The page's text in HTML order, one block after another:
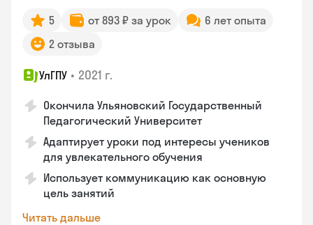
5 от 893 ₽ за урок
6 лет опыта
2 отзыва
УлГПУ • 2021 г.
Окончила Ульяновский Государственный
Педагогический Университет
Адаптирует уроки под интересы учеников
для увлекательного обучения
Использует коммуникацию как основную
цель занятий
Читать дальше